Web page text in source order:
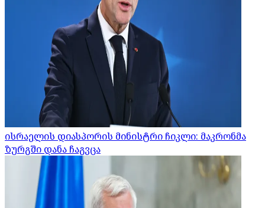
ისრაელის დიასპორის მინისტრი ჩიკლი: მაკრონმა
ზურგში დანა ჩაგვცა